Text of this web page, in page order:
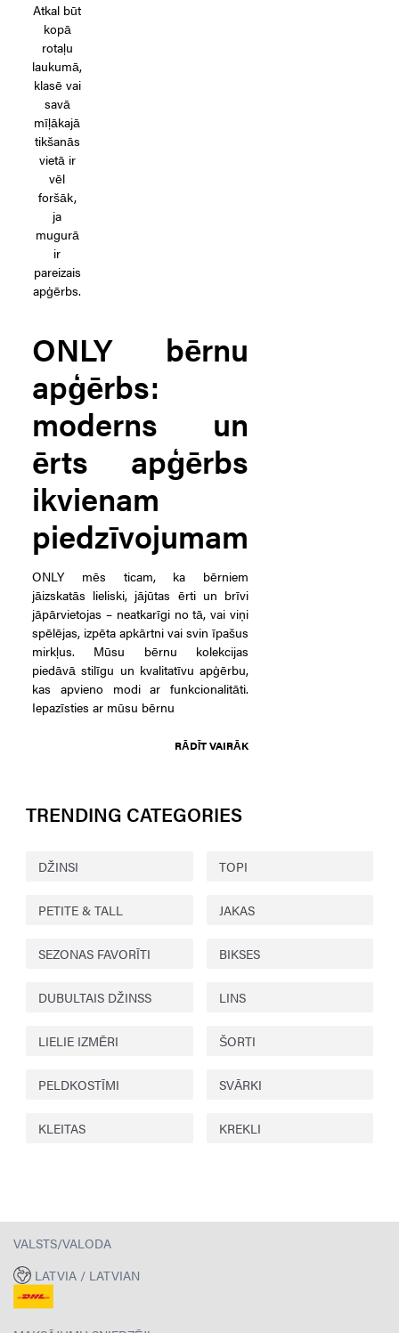
Atkal būt
kopā
rotaļu
laukumā,
klasē vai
savā
mīļākajā
tikšanās
vietā ir
vēl
foršāk,
ja
mugurā
ir
pareizais
apģērbs.
ONLY bērnu
apģērbs:
moderns un
ērts apģērbs
ikvienam
piedzīvojumam
ONLY mēs ticam, ka bērniem
jāizskatās lieliski, jājūtas ērti un brīvi
jāpārvietojas – neatkarīgi no tā, vai viņi
spēlējas, izpēta apkārtni vai svin īpašus
mirkļus. Mūsu bērnu kolekcijas
piedāvā stilīgu un kvalitatīvu apģērbu,
kas apvieno modi ar funkcionalitāti.
Iepazīsties ar mūsu bērnu
RĀDĪT VAIRĀK
TRENDING CATEGORIES
DŽINSI TOPI
PETITE & TALL JAKAS
SEZONAS FAVORĪTI BIKSES
DUBULTAIS DŽINSS LINS
LIELIE IZMĒRI ŠORTI
PELDKOSTĪMI SVĀRKI
KLEITAS KREKLI
VALSTS/VALODA
LATVIA / LATVIAN